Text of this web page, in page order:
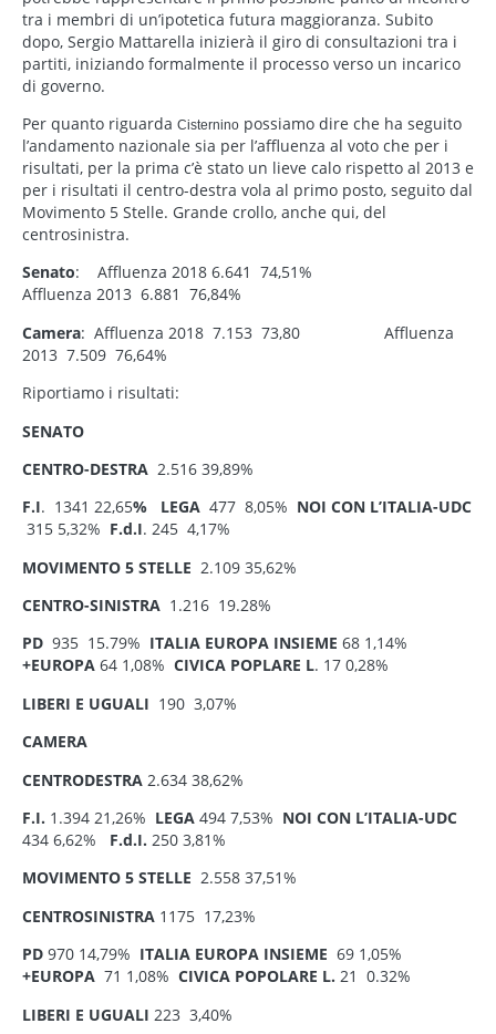
tra i membri di un’ipotetica futura maggioranza. Subito
dopo, Sergio Mattarella inizierà il giro di consultazioni tra i
partiti, iniziando formalmente il processo verso un incarico
di governo.
Per quanto riguarda Cisternino possiamo dire che ha seguito
l’andamento nazionale sia per l’affluenza al voto che per i
risultati, per la prima c’è stato un lieve calo rispetto al 2013 e
per i risultati il centro-destra vola al primo posto, seguito dal
Movimento 5 Stelle. Grande crollo, anche qui, del
centrosinistra.
Senato: Affluenza 2018 6.641 74,51%
Affluenza 2013 6.881 76,84%
Camera: Affluenza 2018 7.153 73,80 Affluenza
2013 7.509 76,64%
Riportiamo i risultati:
SENATO
CENTRO-DESTRA 2.516 39,89%
F.I. 1341 22,65% LEGA 477 8,05% NOI CON L’ITALIA-UDC
315 5,32% F.d.I. 245 4,17%
MOVIMENTO 5 STELLE 2.109 35,62%
CENTRO-SINISTRA 1.216 19.28%
PD 935 15.79% ITALIA EUROPA INSIEME 68 1,14%
+EUROPA 64 1,08% CIVICA POPLARE L. 17 0,28%
LIBERI E UGUALI 190 3,07%
CAMERA
CENTRODESTRA 2.634 38,62%
F.I. 1.394 21,26% LEGA 494 7,53% NOI CON L’ITALIA-UDC
434 6,62% F.d.I. 250 3,81%
MOVIMENTO 5 STELLE 2.558 37,51%
CENTROSINISTRA 1175 17,23%
PD 970 14,79% ITALIA EUROPA INSIEME 69 1,05%
+EUROPA 71 1,08% CIVICA POPOLARE L. 21 0.32%
LIBERI E UGUALI 223 3,40%